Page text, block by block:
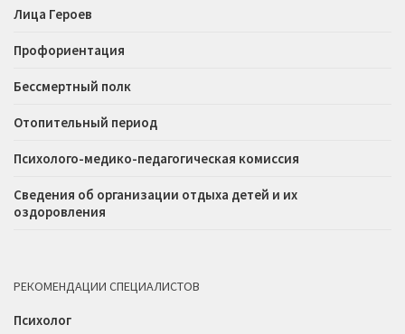
Лица Героев
Профориентация
Бессмертный полк
Отопительный период
Психолого-медико-педагогическая комиссия
Сведения об организации отдыха детей и их
оздоровления
РЕКОМЕНДАЦИИ СПЕЦИАЛИСТОВ
Психолог